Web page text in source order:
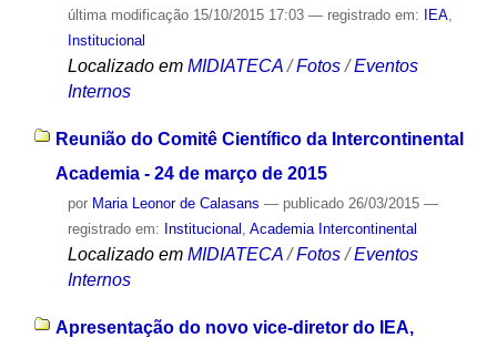
última modificação15/10/2015 17:03 — registrado em: IEA,
Institucional
Localizado em MIDIATECA /Fotos /Eventos
Internos
Reunião do Comitê Científico da Intercontinental
Academia - 24 de março de 2015
por Maria Leonor de Calasans — publicado26/03/2015 —
registrado em: Institucional , Academia Intercontinental
Localizado em MIDIATECA /Fotos /Eventos
Internos
Apresentação do novo vice-diretor do IEA,